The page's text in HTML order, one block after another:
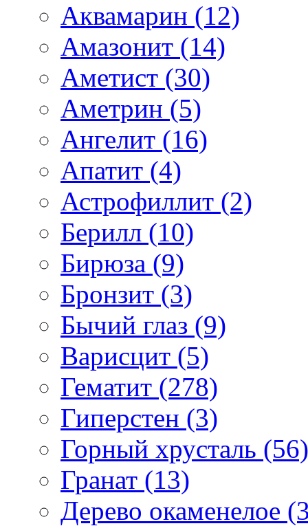
Аквамарин (12)
Амазонит (14)
Аметист (30)
Аметрин (5)
Ангелит (16)
Апатит (4)
Астрофиллит (2)
Берилл (10)
Бирюза (9)
Бронзит (3)
Бычий глаз (9)
Варисцит (5)
Гематит (278)
Гиперстен (3)
Горный хрусталь (56)
Гранат (13)
Дерево окаменелое